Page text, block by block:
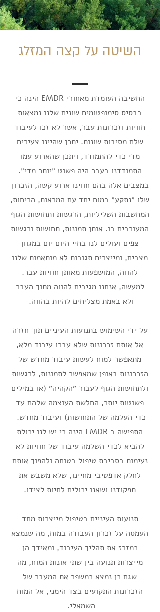
השיטה על קצה המזלג
החשיבה העומדת מאחורי EMDR הינה כי
בבסיס סימופטומים שונים שלנו נמצאות
חוויות וזכרונות עבר, אשר לא זכו לעיבוד
שלם מסיבות שונות. יתכן שהיינו צעירים
מדי כדי להתמודד, ויתכן שהארוע עמו
התמודדנו בעבר היה פשוט ״יותר מדי״.
במצבים אלה בהם חווינו ארוע קשה, הזכרון
שלו ״נתקע״ במוח יחד עם המראות, הריחות,
המחשבות השליליות, הרגשות ותחושות הגוף
המעורבים בו. אותן תמונות, תחושות ורגשות
צפים ועולים לנו בחיי היום יום במגוון
מצבים, ומייצרים תגובות לא מותאמות שלנו
להווה, המושפעות מאותן חוויות עבר.
למעשה, אנחנו מגיבים להווה מתוך העבר
ולא באמת מצליחים להיות בהווה.
על ידי השימוש בתנועות העיניים תוך חזרה
אל אותם זכרונות שלא עברו עיבוד מלא,
מתאפשר למוח לעשות עיבוד מחדש של
הזכרונות באופן שמאפשר לתמונות, לרגשות
ולתחושות הגוף לעבור ״הקהיה״ (או במילים
פשוטות יותר, החלשת העוצמה שלהם עד
כדי העלמה של התחושות) ועיבוד מחדש.
התפישה ב EMDR הינה כי יש לנו יכולת
להביא לכדי השלמה עיבוד של חוויות לא
נעימות בסביבת טיפול בטוחה ולהפוך אותם
לחלק אדפטיבי מחיינו, שלא משבש את
תפקודנו ושאנו יכולים לחיות לצידו.
תנועות העיניים בטיפול מייצרות מחד
העמסה על זכרון העבודה במוח, מה שנמצא
כמזרז את תהליך העיבוד, ומאידך הן
מייצרות תנועה בין שתי אונות המוח, מה
שגם כן נמצא כמשפר את המעבר של
הזכרונות התקועים בצד הימני, אל המוח
השמאלי.